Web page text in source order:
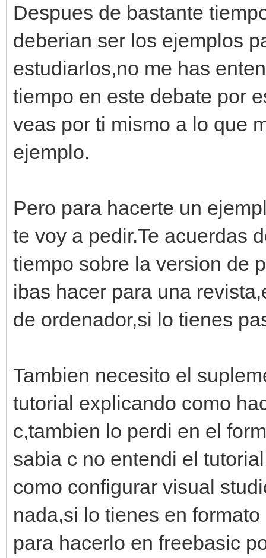
Despues de bastante
deberian ser los ejemplos
estudiarlos,no me has
tiempo en este debate por
veas por ti mismo a lo que
ejemplo.
Pero para hacerte un
te voy a pedir.Te acuerdas
tiempo sobre la version de
ibas hacer para una
de ordenador,si lo tienes
Tambien necesito el
tutorial explicando como
c,tambien lo perdi en el
sabia c no entendi el
como configurar visual
nada,si lo tienes en
para hacerlo en freebasic